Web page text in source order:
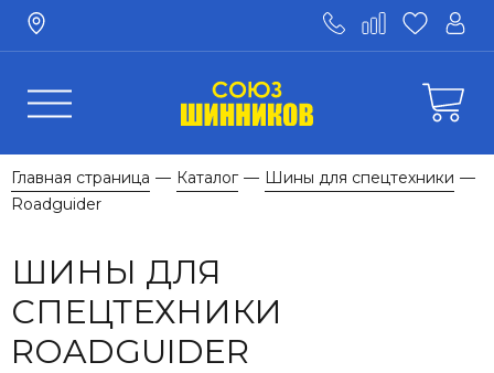
Главная страница — Каталог — Шины для спецтехники —
Roadguider
ШИНЫ ДЛЯ
СПЕЦТЕХНИКИ
ROADGUIDER